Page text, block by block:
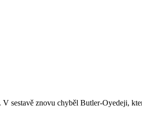
sestavě znovu chyběl Butler-Oyedeji,